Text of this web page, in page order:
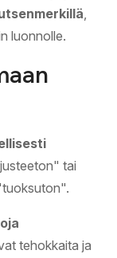
luonnolle.
tai
tehokkaita ja